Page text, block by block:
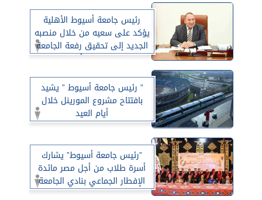
رئيس جامعة أسيوط الأهلية
يؤكد على سعيه من خلال منصبه
الجديد إلى تحقيق رفعة الجامعة
وتميزها وتطبيق أحدث النظم
الدولية
” رئيس جامعة أسيوط ” يشيد
بافتتاح مشروع المورينل خلال
أيام العيد
”رئيس جامعة أسيوط” يشارك
أسرة طلاب من أجل مصر مائدة
الإفطار الجماعي بنادي الجامعة